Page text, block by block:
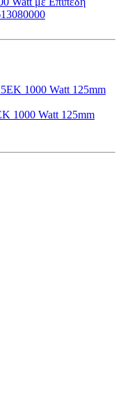
1000 Watt 125mm